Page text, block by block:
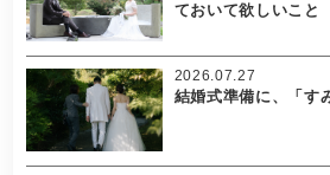
ておいて欲しいこと
結婚式準備に、「す
2026.07.27